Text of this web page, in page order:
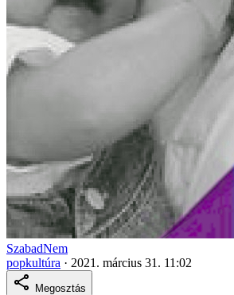
SzabadNem
popkultúra · 2021. március 31. 11:02
Megosztás